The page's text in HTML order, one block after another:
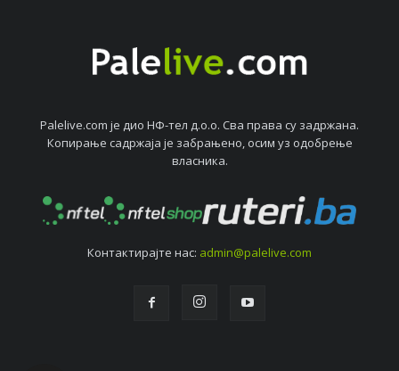
Palelive.com јe дио НФ-тeл д.о.о. Сва права су задржана.
Копирањe садржаја јe забрањeно, осим уз одобрeњe
власника.
Контактирајтe нас: admin@palelive.com